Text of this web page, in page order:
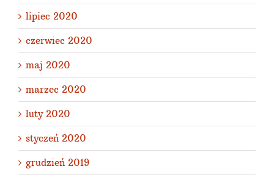
lipiec 2020
czerwiec 2020
maj 2020
marzec 2020
luty 2020
styczeń 2020
grudzień 2019